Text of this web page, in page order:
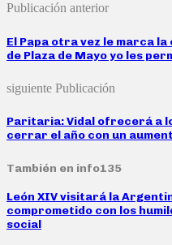
Publicación anterior
El Papa otra vez le marca
de Plaza de Mayo yo les
siguiente Publicación
Paritaria: Vidal ofrecerá a
cerrar el año con un
También en info135
León XIV visitará la
comprometido con los
social